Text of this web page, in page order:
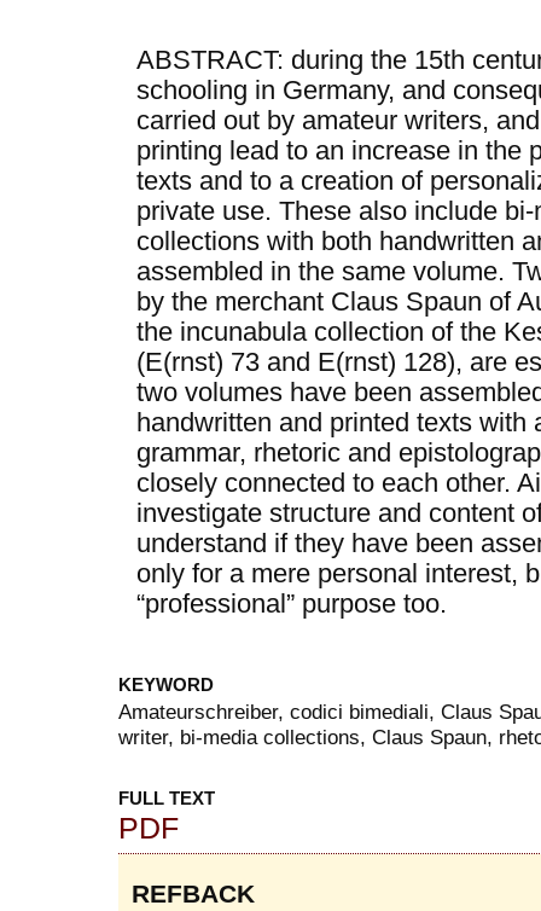
ABSTRACT: during the 15th
schooling in Germany, and
carried out by amateur writers,
printing lead to an increase in the
texts and to a creation of
private use. These also include
collections with both handwritten
assembled in the same volume.
by the merchant Claus Spaun of
the incunabula collection of the
(E(rnst) 73 and E(rnst) 128), are
two volumes have been
handwritten and printed texts with
grammar, rhetoric and
closely connected to each other.
investigate structure and content
understand if they have been
only for a mere personal interest,
“professional” purpose too.
KEYWORD
Amateurschreiber, codici bimediali, Claus
writer, bi-media collections, Claus Spaun,
FULL TEXT
PDF
REFBACK